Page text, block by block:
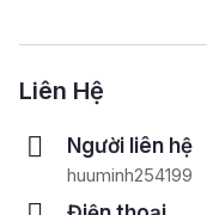
Liên Hệ
Người liên hệ
huuminh254199